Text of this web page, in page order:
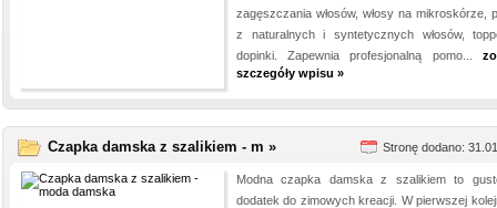
zagęszczania włosów, włosy na mikroskórze,
z naturalnych i syntetycznych włosów,
dopinki. Zapewnia profesjonalną pomo...
szczegóły wpisu »
Czapka damska z szalikiem - m » Stronę dodano:
Modna czapka damska z szalikiem to
dodatek do zimowych kreacji. W pierwszej